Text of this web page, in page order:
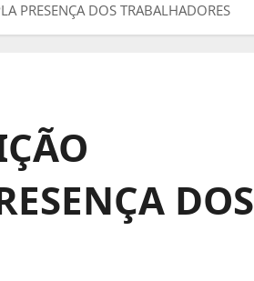
PRESENÇA DOS TRABALHADORES
DOS